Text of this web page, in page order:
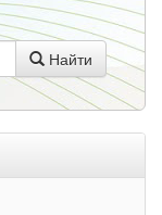
Найти